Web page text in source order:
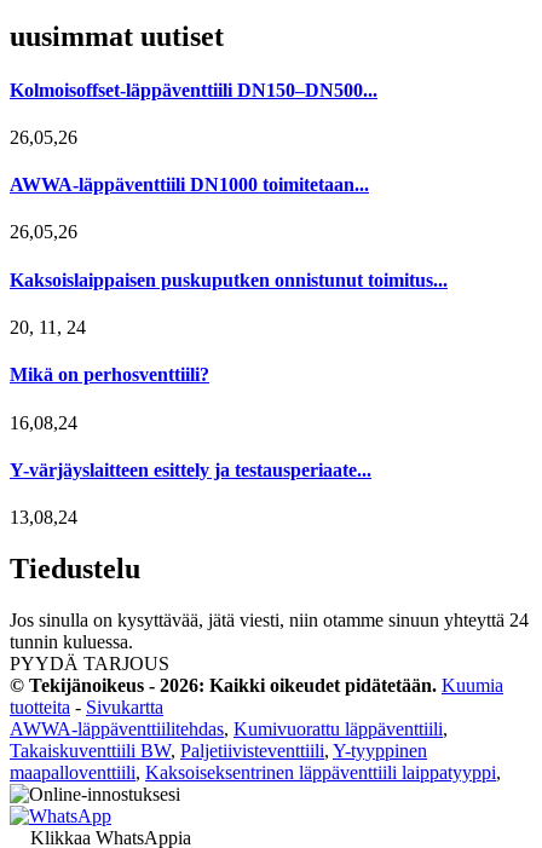
uusimmat uutiset
Kolmoisoffset-läppäventtiili DN150–DN500...
26,05,26
AWWA-läppäventtiili DN1000 toimitetaan...
26,05,26
Kaksoislaippaisen puskuputken onnistunut toimitus...
20, 11, 24
Mikä on perhosventtiili?
16,08,24
Y-värjäyslaitteen esittely ja testausperiaate...
13,08,24
Tiedustelu
Jos sinulla on kysyttävää, jätä viesti, niin otamme sinuun yhteyttä 24
tunnin kuluessa.
PYYDÄ TARJOUS
© Tekijänoikeus - 2026: Kaikki oikeudet pidätetään. Kuumia
tuotteita - Sivukartta
AWWA-läppäventtiilitehdas, Kumivuorattu läppäventtiili,
Takaiskuventtiili BW, Paljetiivisteventtiili, Y-tyyppinen
maapalloventtiili, Kaksoiseksentrinen läppäventtiili laippatyyppi,
Klikkaa WhatsAppia